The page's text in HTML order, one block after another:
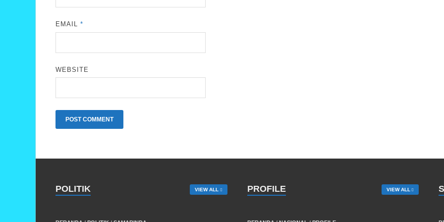
EMAIL*
WEBSITE
POLITIK VIEW ALL PROFILE VIEW ALL